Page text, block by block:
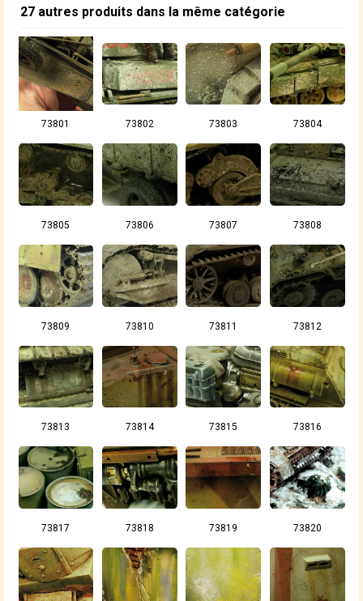
27 autres produits dans la même catégorie
73801 73802 73803 73804
73805 73806 73807 73808
73809 73810 73811 73812
73813 73814 73815 73816
73817 73818 73819 73820